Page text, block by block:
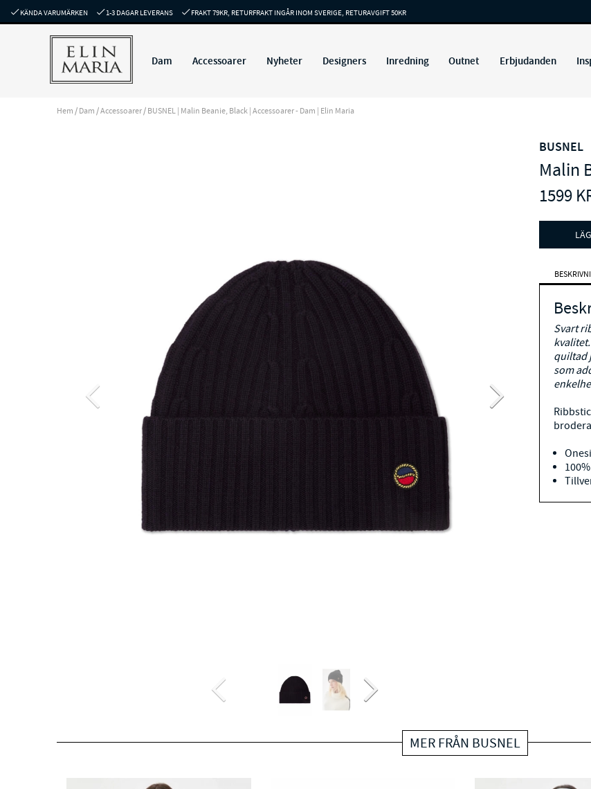
KÄNDA VARUMÄRKEN 1-3 DAGAR LEVERANS FRAKT 79KR, RETURFRAKT INGÅR INOM SVERIGE, RETURAVGIFT 50KR
Dam Accessoarer Nyheter Designers Inredning Outnet Erbjudanden
Hem /Dam /Accessoarer/BUSNEL | Malin Beanie, Black | Accessoarer - Dam | Elin Maria
BUSNEL
Malin
1599
Svart
quiltad
som
MER FRÅN BUSNEL